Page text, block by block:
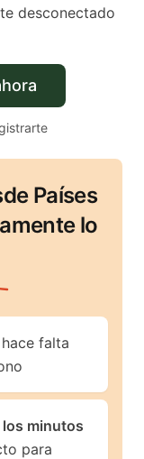
desconectado
Países
lo
falta
minutos
para